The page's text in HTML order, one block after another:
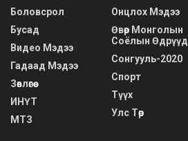
Боловсрол
Бусад
Видео Мэдээ
Гадаад Мэдээ
Зөвлөгөө
ИНҮТ
МТЗ
Онцлох Мэдээ
Өвөр Монголын
Соёлын Өдрүүд
Сонгууль-2020
Спорт
Түүх
Улс Төр